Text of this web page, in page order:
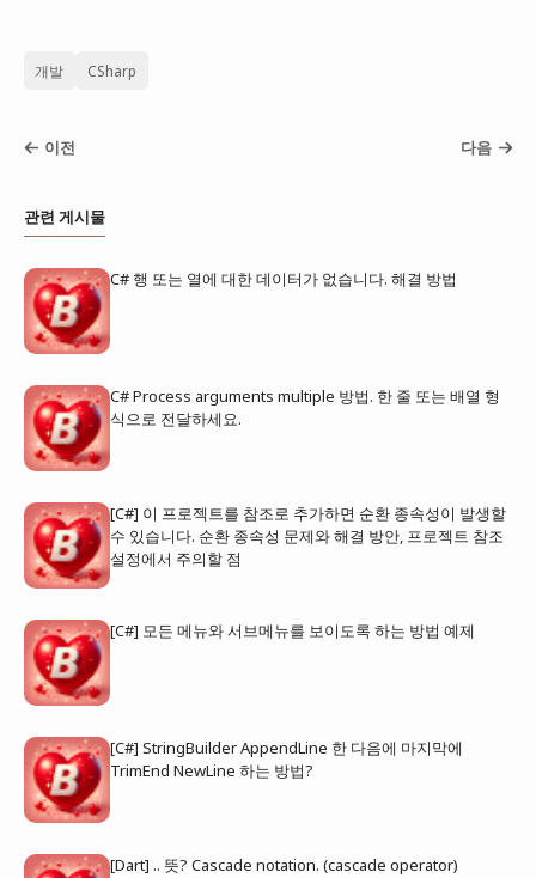
개발 CSharp
이전 다음
관련 게시물
C# 행 또는 열에 대한 데이터가 없습니다. 해결 방법
C# Process arguments multiple 방법. 한 줄 또는 배열 형
식으로 전달하세요.
[C#] 이 프로젝트를 참조로 추가하면 순환 종속성이 발생할
수 있습니다. 순환 종속성 문제와 해결 방안, 프로젝트 참조
설정에서 주의할 점
[C#] 모든 메뉴와 서브메뉴를 보이도록 하는 방법 예제
[C#] StringBuilder AppendLine 한 다음에 마지막에
TrimEnd NewLine 하는 방법?
[Dart] .. 뜻? Cascade notation. (cascade operator)